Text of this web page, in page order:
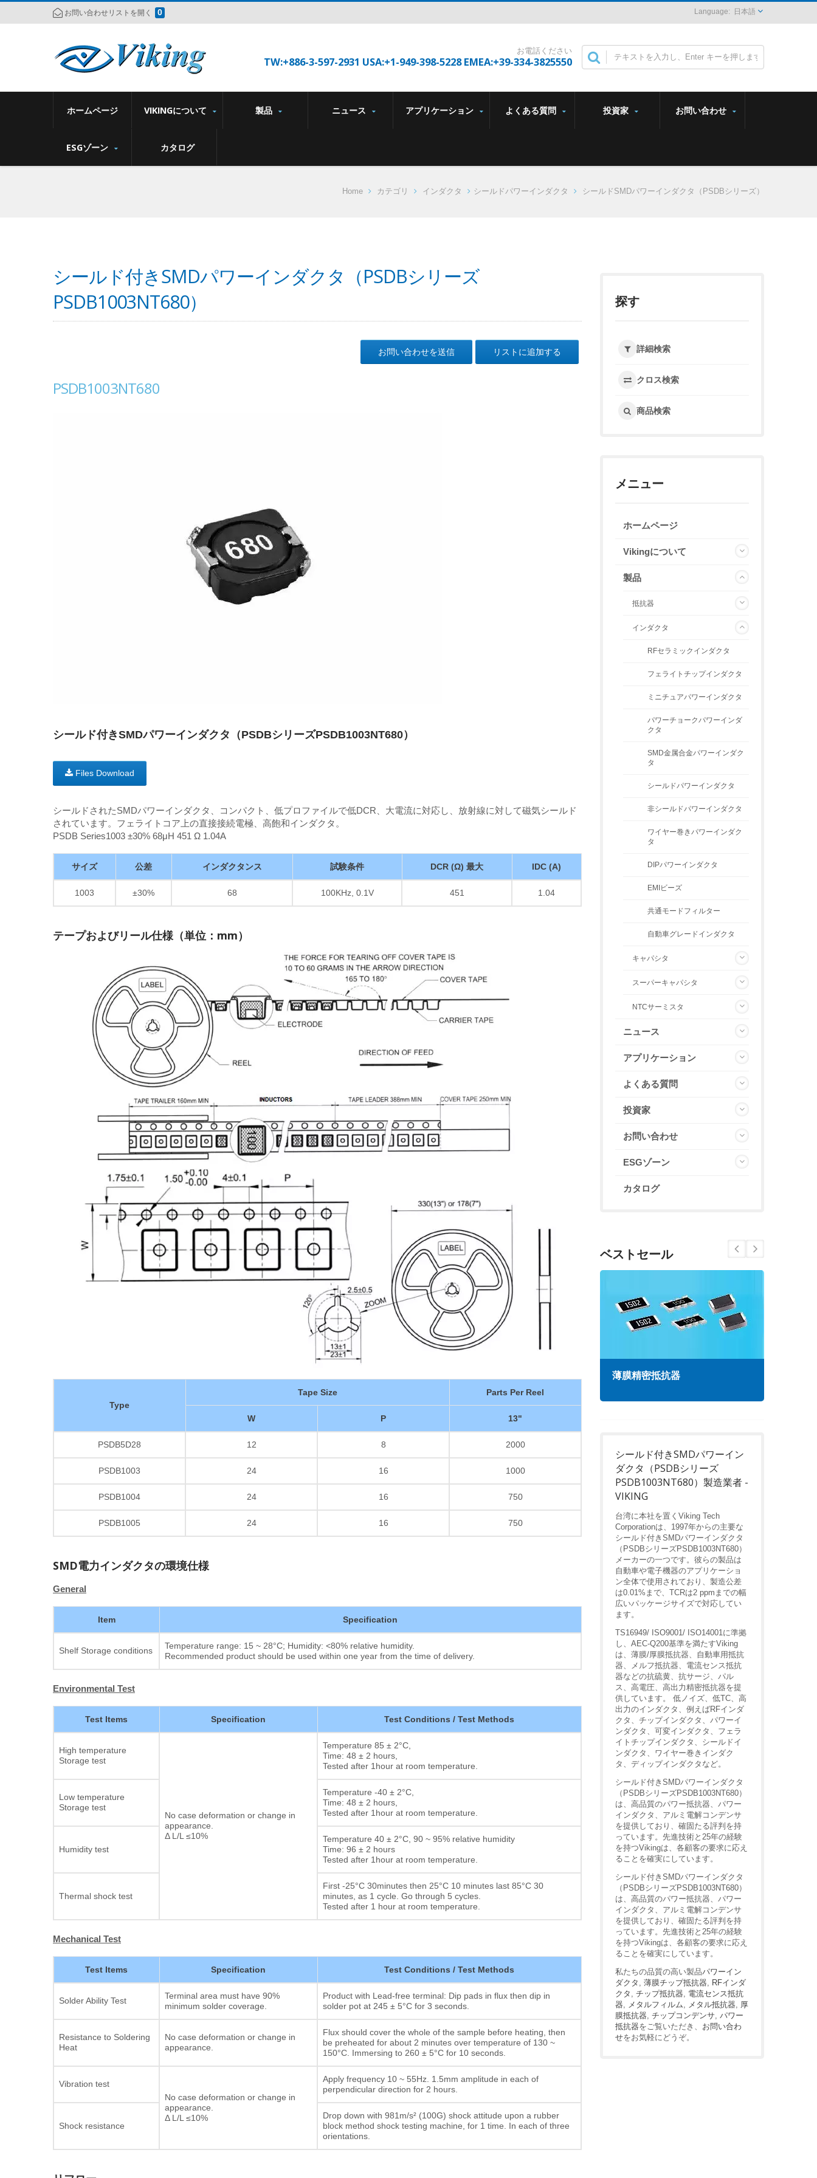
お問い合わせリストを開く 0 日本語
お電話ください
TW:+886-3-597-2931 USA:+1-949-398-5228 EMEA:+39-334-3825550
ホームページ VIKINGについて 製品 ニュース アプリケーション よくある質問 投資家 お問い合わせ
ESGゾーン カタログ
Home カテゴリ インダクタ シールドパワーインダクタ シールドSMDパワーインダクタ（PSDBシリーズ）
シールド付きSMDパワーインダクタ（PSDBシリーズ
PSDB1003NT680）
お問い合わせを送信 リストに追加する
PSDB1003NT680
シールド付きSMDパワーインダクタ（PSDBシリーズPSDB1003NT680）
Files Download
シールドされたSMDパワーインダクタ、コンパクト、低プロファイルで低DCR、大電流に対応し、放射線に対して磁気シールド
されています。フェライトコア上の直接接続電極、高飽和インダクタ。
PSDB Series1003 ±30% 68μH 451 Ω 1.04A
サイズ 公差 インダクタンス 試験条件 DCR (Ω) 最大 IDC (A)
1003 ±30% 68 100KHz, 0.1V 451 1.04
テープおよびリール仕様（単位：mm）
Type
Tape Size Parts Per Reel
W P 13"
PSDB5D28 12 8 2000
PSDB1003 24 16 1000
PSDB1004 24 16 750
PSDB1005 24 16 750
SMD電力インダクタの環境仕様
General
Item Specification
Shelf Storage conditions
Temperature range: 15 ~ 28°C; Humidity: <80% relative humidity.
Recommended product should be used within one year from the time of delivery.
Environmental Test
Test Items Specification Test Conditions / Test Methods
High temperature
Storage test
No case deformation or change in
appearance.
Δ L/L ≤10%
Temperature 85 ± 2°C,
Time: 48 ± 2 hours,
Tested after 1hour at room temperature.
Low temperature
Storage test
Temperature -40 ± 2°C,
Time: 48 ± 2 hours,
Tested after 1hour at room temperature.
Humidity test
Temperature 40 ± 2°C, 90 ~ 95% relative humidity
Time: 96 ± 2 hours
Tested after 1hour at room temperature.
Thermal shock test
First -25°C 30minutes then 25°C 10 minutes last 85°C 30
minutes, as 1 cycle. Go through 5 cycles.
Tested after 1 hour at room temperature.
Mechanical Test
Test Items Specification Test Conditions / Test Methods
Solder Ability Test
Terminal area must have 90%
minimum solder coverage.
Product with Lead-free terminal: Dip pads in flux then dip in
solder pot at 245 ± 5°C for 3 seconds.
Resistance to Soldering
Heat
No case deformation or change in
appearance.
Flux should cover the whole of the sample before heating, then
be preheated for about 2 minutes over temperature of 130 ~
150°C. Immersing to 260 ± 5°C for 10 seconds.
Vibration test
No case deformation or change in
appearance.
Δ L/L ≤10%
Apply frequency 10 ~ 55Hz. 1.5mm amplitude in each of
perpendicular direction for 2 hours.
Shock resistance
Drop down with 981m/s² (100G) shock attitude upon a rubber
block method shock testing machine, for 1 time. In each of three
orientations.
探す
詳細検索
クロス検索
商品検索
メニュー
ホームページ
Vikingについて
製品
抵抗器
インダクタ
RFセラミックインダクタ
フェライトチップインダクタ
ミニチュアパワーインダクタ
パワーチョークパワーインダ
クタ
SMD金属合金パワーインダク
タ
シールドパワーインダクタ
非シールドパワーインダクタ
ワイヤー巻きパワーインダク
タ
DIPパワーインダクタ
EMIビーズ
共通モードフィルター
自動車グレードインダクタ
キャパシタ
スーパーキャパシタ
NTCサーミスタ
ニュース
アプリケーション
よくある質問
投資家
お問い合わせ
ESGゾーン
カタログ
ベストセール
薄膜精密抵抗器
シールド付きSMDパワーイン
ダクタ（PSDBシリーズ
PSDB1003NT680）製造業者 -
VIKING
台湾に本社を置くViking Tech
Corporationは、1997年からの主要な
シールド付きSMDパワーインダクタ
（PSDBシリーズPSDB1003NT680）
メーカーの一つです。彼らの製品は
自動車や電子機器のアプリケーショ
ン全体で使用されており、製造公差
は0.01%まで、TCRは2 ppmまでの幅
広いパッケージサイズで対応してい
ます。
TS16949/ ISO9001/ ISO14001に準拠
し、AEC-Q200基準を満たすViking
は、薄膜/厚膜抵抗器、自動車用抵抗
器、メルフ抵抗器、電流センス抵抗
器などの抗硫黄、抗サージ、パル
ス、高電圧、高出力精密抵抗器を提
供しています。 低ノイズ、低TC、高
出力のインダクタ、例えばRFインダ
クタ、チップインダクタ、パワーイ
ンダクタ、可変インダクタ、フェラ
イトチップインダクタ、シールドイ
ンダクタ、ワイヤー巻きインダク
タ、ディップインダクタなど。
シールド付きSMDパワーインダクタ
（PSDBシリーズPSDB1003NT680）
は、高品質のパワー抵抗器、パワー
インダクタ、アルミ電解コンデンサ
を提供しており、確固たる評判を持
っています。先進技術と25年の経験
を持つVikingは、各顧客の要求に応え
ることを確実にしています。
シールド付きSMDパワーインダクタ
（PSDBシリーズPSDB1003NT680）
は、高品質のパワー抵抗器、パワー
インダクタ、アルミ電解コンデンサ
を提供しており、確固たる評判を持
っています。先進技術と25年の経験
を持つVikingは、各顧客の要求に応え
ることを確実にしています。
私たちの品質の高い製品パワーイン
ダクタ , 薄膜チップ抵抗器, RFインダ
クタ , チップ抵抗器, 電流センス抵抗
器, メタルフィルム, メタル抵抗器, 厚
膜抵抗器, チップコンデンサ, パワー
抵抗器をご覧いただき、 お問い合わ
せをお気軽にどうぞ。